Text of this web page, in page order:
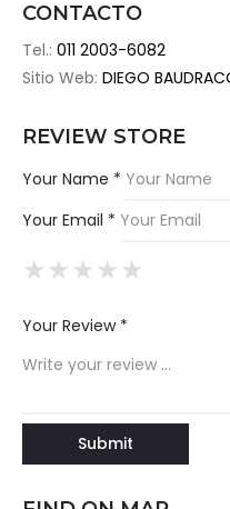
CONTACTO
Tel.: 011 2003-6082
Sitio Web: DIEGO
REVIEW STORE
Your Name *
Your Email *
★
★★
★★★
★★★★
★★★★★
Your Review *